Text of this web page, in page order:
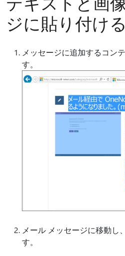
ジに貼り付ける
メッセージに追加するコン
す。
メール メッセージに移動し、
す。